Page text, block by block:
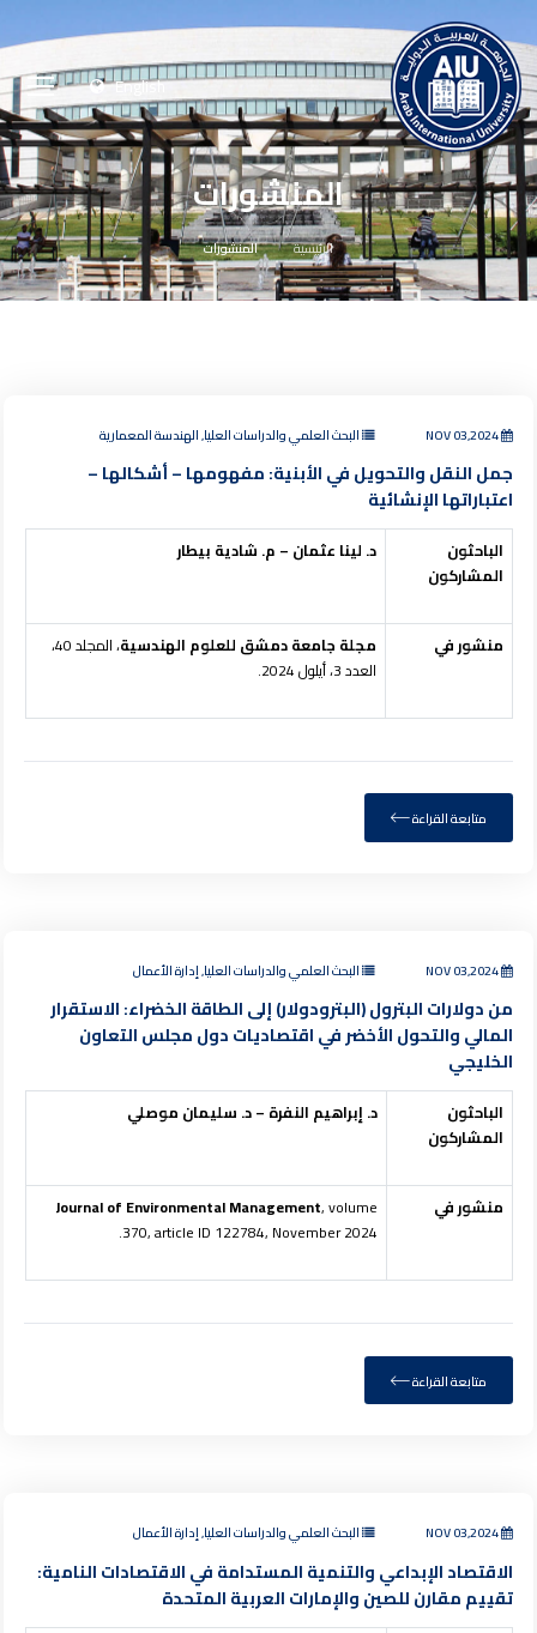
English
المنشورات
الرئيسية المنشورات
NOV 03,2024 البحث العلمي والدراسات العليا, الهندسة المعمارية
جمل النقل والتحويل في الأبنية: مفهومها – أشكالها –
اعتباراتها الإنشائية
الباحثون
المشاركون
د. لينا عثمان – م. شادية بيطار
منشور في مجلة جامعة دمشق للعلوم الهندسية
، المجلد 40،
العدد 3، أيلول 2024.
متابعة القراءة
NOV 03,2024 البحث العلمي والدراسات العليا, إدارة الأعمال
من دولارات البترول (البترودولار) إلى الطاقة الخضراء: الاستقرار
المالي والتحول الأخضر في اقتصاديات دول مجلس التعاون
الخليجي
الباحثون
المشاركون
د. إبراهيم النفرة – د. سليمان موصلي
منشور في Journal of Environmental Management, volume
370, article ID 122784, November 2024.
متابعة القراءة
NOV 03,2024 البحث العلمي والدراسات العليا, إدارة الأعمال
الاقتصاد الإبداعي والتنمية المستدامة في الاقتصادات النامية:
تقييم مقارن للصين والإمارات العربية المتحدة